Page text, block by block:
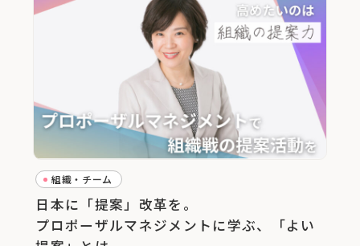
組織・チーム
日本に「提案」改革を。
プロポーザルマネジメントに学ぶ、「よい